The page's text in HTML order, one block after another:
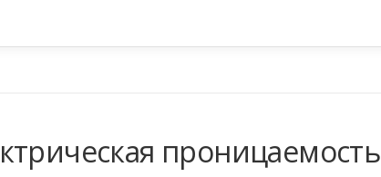
проницаемость